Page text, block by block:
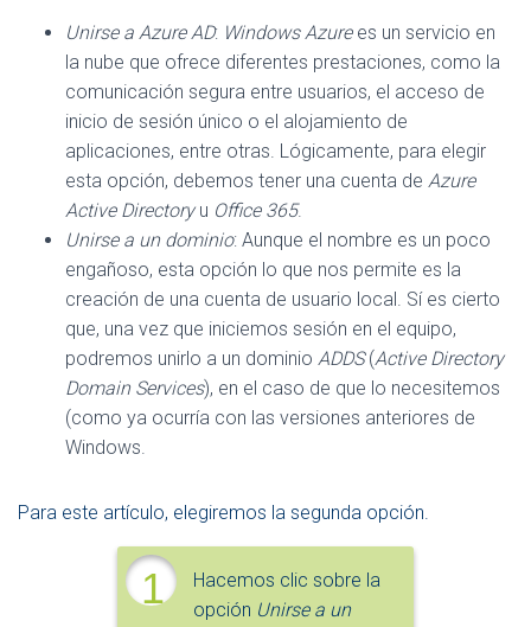
Unirse a Azure AD: Windows Azurees un servicio en
la nube que ofrece diferentes prestaciones, como la
comunicación segura entre usuarios, el acceso de
inicio de sesión único o el alojamiento de
aplicaciones, entre otras. Lógicamente, para elegir
esta opción, debemos tener una cuenta de Azure
Active Directoryu Office 365.
Unirse a un dominio: Aunque el nombre es un poco
engañoso, esta opción lo que nos permite es la
creación de una cuenta de usuario local. Sí es cierto
que, una vez que iniciemos sesión en el equipo,
podremos unirlo a un dominio ADDS(Active Directory
Domain Services), en el caso de que lo necesitemos
(como ya ocurría con las versiones anteriores de
Windows.
Para este artículo, elegiremos la segunda opción.
1
Hacemos clic sobre la
opción Unirse a un